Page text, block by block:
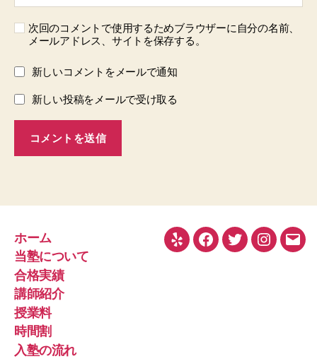
次回のコメントで使用するためブラウザーに自分の名前、
メールアドレス、サイトを保存する。
新しいコメントをメールで通知
新しい投稿をメールで受け取る
ホーム
当塾について
合格実績
講師紹介
授業料
時間割
入塾の流れ
Yelp Facebook
Twitter
メ